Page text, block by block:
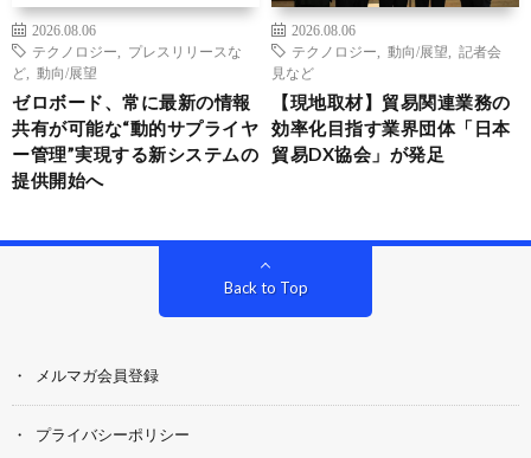
2026.08.06
テクノロジー
プレスリリースな
ど
動向/展望
ゼロボード、常に最新の情報
共有が可能な“動的サプライヤ
ー管理”実現する新システムの
提供開始へ
2026.08.06
テクノロジー
動向/展望
記者会
見など
【現地取材】貿易関連業務の
効率化目指す業界団体「日本
貿易DX協会」が発足
Back to Top
メルマガ会員登録
プライバシーポリシー